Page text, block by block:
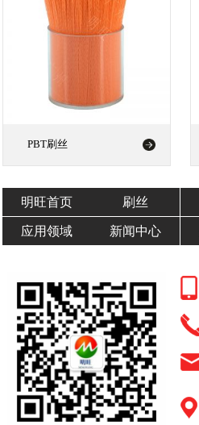
PBT刷丝
明旺首页 刷丝
应用领域 新闻中心